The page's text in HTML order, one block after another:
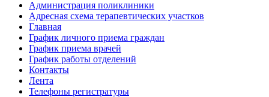
Администрация поликлиники
Адресная схема терапевтических участков
Главная
График личного приема граждан
График приема врачей
График работы отделений
Контакты
Лента
Телефоны регистратуры